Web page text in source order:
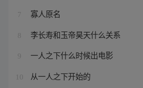
7 寡人原名
8 李长寿和玉帝昊天什么关系
9 一人之下什么时候出电影
10 从一人之下开始的